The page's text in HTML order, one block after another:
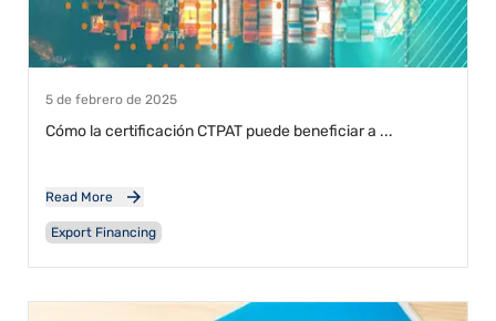
5 de febrero de 2025
Cómo la certificación CTPAT puede beneficiar a ...
Read More
Export Financing